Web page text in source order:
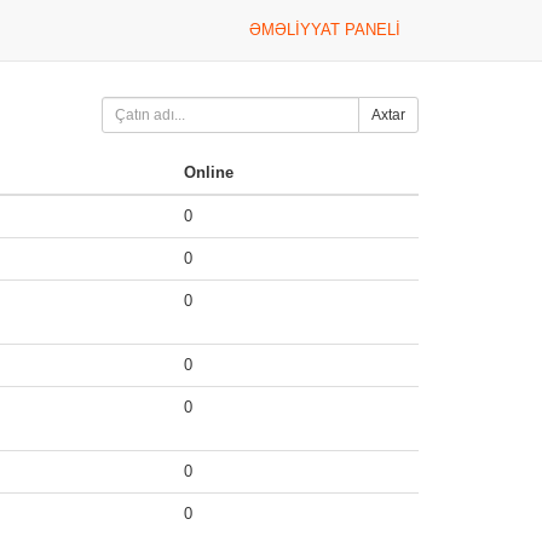
ƏMƏLIYYAT PANELI
Axtar
Online
0
0
0
0
0
0
0